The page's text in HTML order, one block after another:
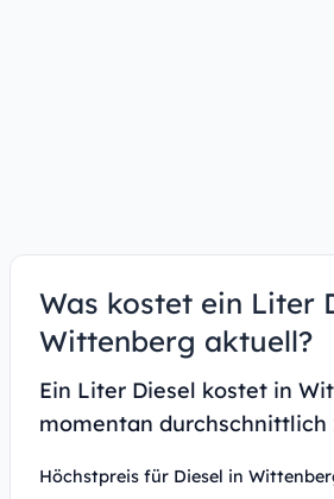
Was kostet ein Liter
Wittenberg aktuell?
Ein Liter Diesel kostet in
momentan durchschnittlich
Höchstpreis für Diesel in